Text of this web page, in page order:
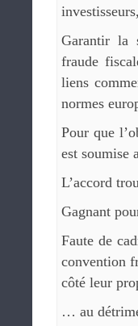
Garantir la
fraude
liens
normes
Pour que
est soumise
L’accord
Gagnant
Faute de
convention
côté leur
… au